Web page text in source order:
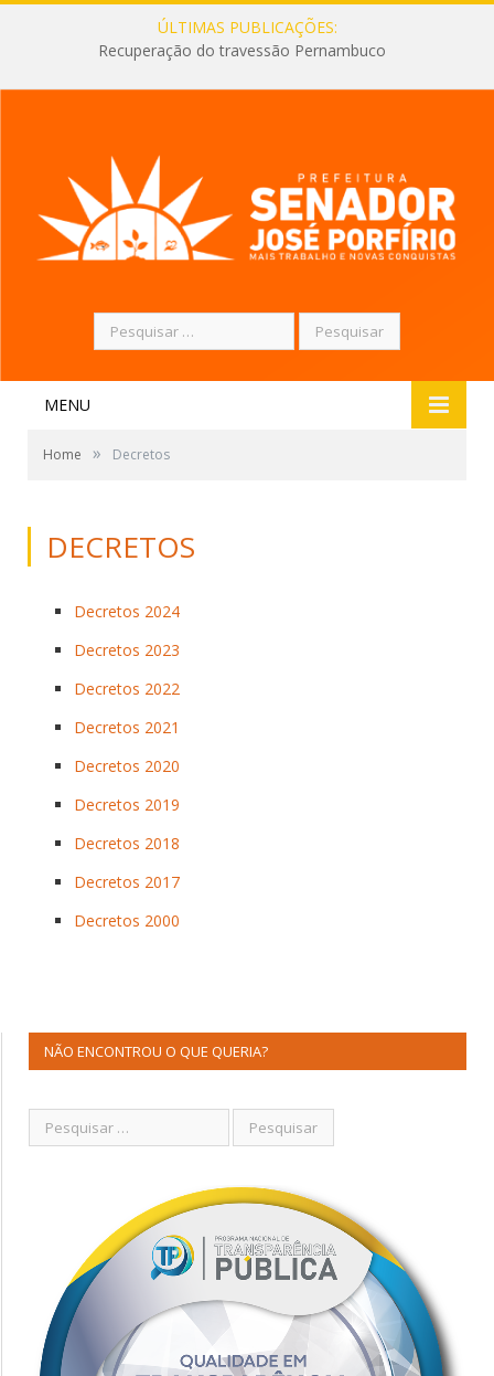
ÚLTIMAS PUBLICAÇÕES:
Recuperação do travessão Pernambuco
Pesquisar
por:
MENU
Home » Decretos
DECRETOS
Decretos 2024
Decretos 2023
Decretos 2022
Decretos 2021
Decretos 2020
Decretos 2019
Decretos 2018
Decretos 2017
Decretos 2000
NÃO ENCONTROU O QUE QUERIA?